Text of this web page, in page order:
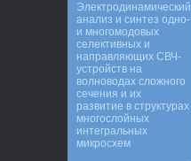
Электродинамический
анализ и синтез одно-
и многомодовых
селективных и
направляющих СВЧ-
устройств на
волноводах сложного
сечения и их
развитие в структурах
многослойных
интегральных
микросхем